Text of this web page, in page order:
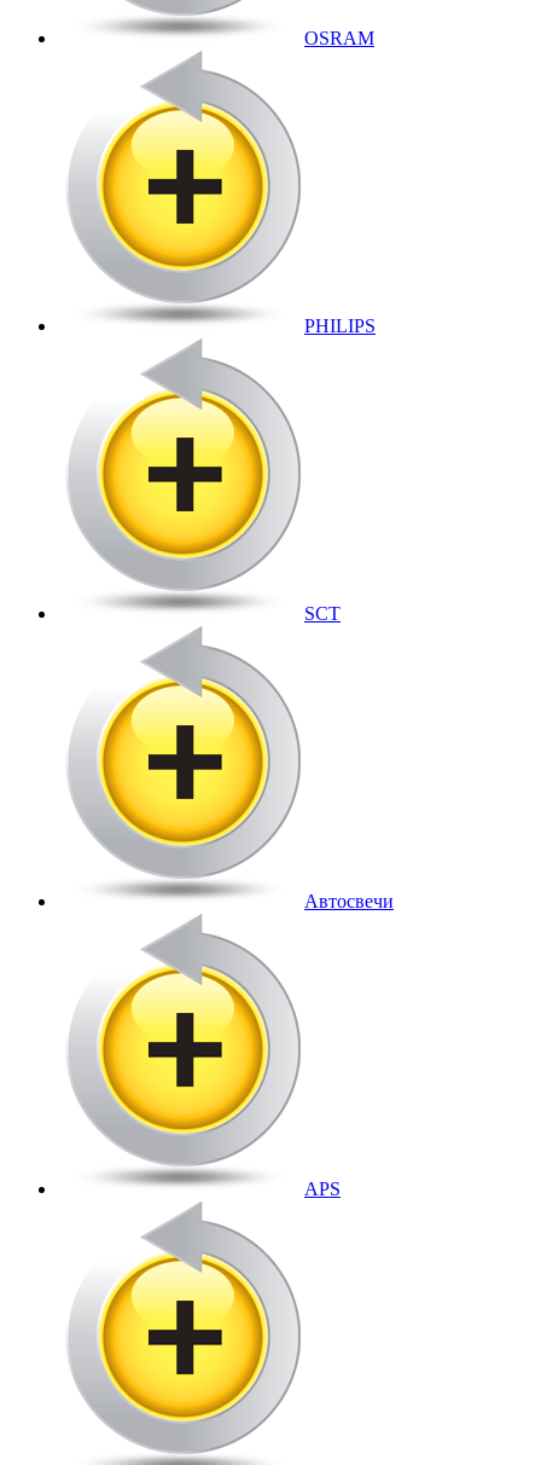
OSRAM
PHILIPS
SCT
Автосвечи
APS